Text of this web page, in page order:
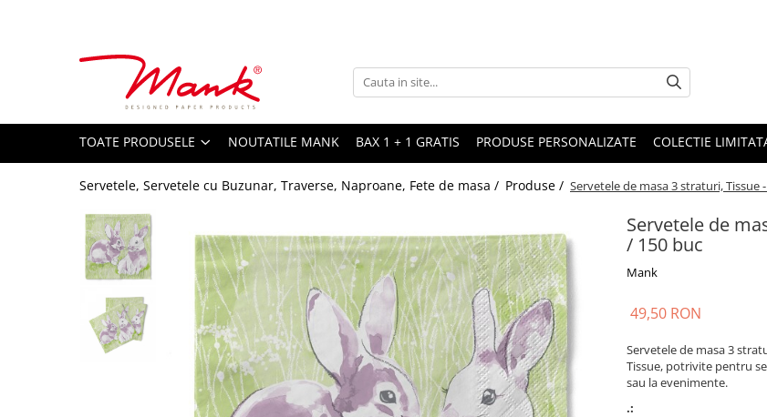
Toate Produsele
IMPRIMEU
SERVETELE FESTIVE
CULORI UNI
ANIVERSARE SAU BOTEZ
AURIU, ARGINTIU & BRONZ
UNICE, Gama SPANLIN
TEMATICA MARINA - PESCARESTI
TOATE PRODUSELE NOUTATILE MANK BAX 1 + 1 GRATIS PRODUSE PERSONALIZATE COLECTIE
Servetele, Servetele cu Buzunar, Traverse, Naproane, Fete de masa / Produse / Servetele de masa 3 straturi, Tissue
Servetele de
/ 150 buc
Mank
49,50 RON
Servetele de masa 3
Tissue, potrivite pentru
sau la evenimente.
.: